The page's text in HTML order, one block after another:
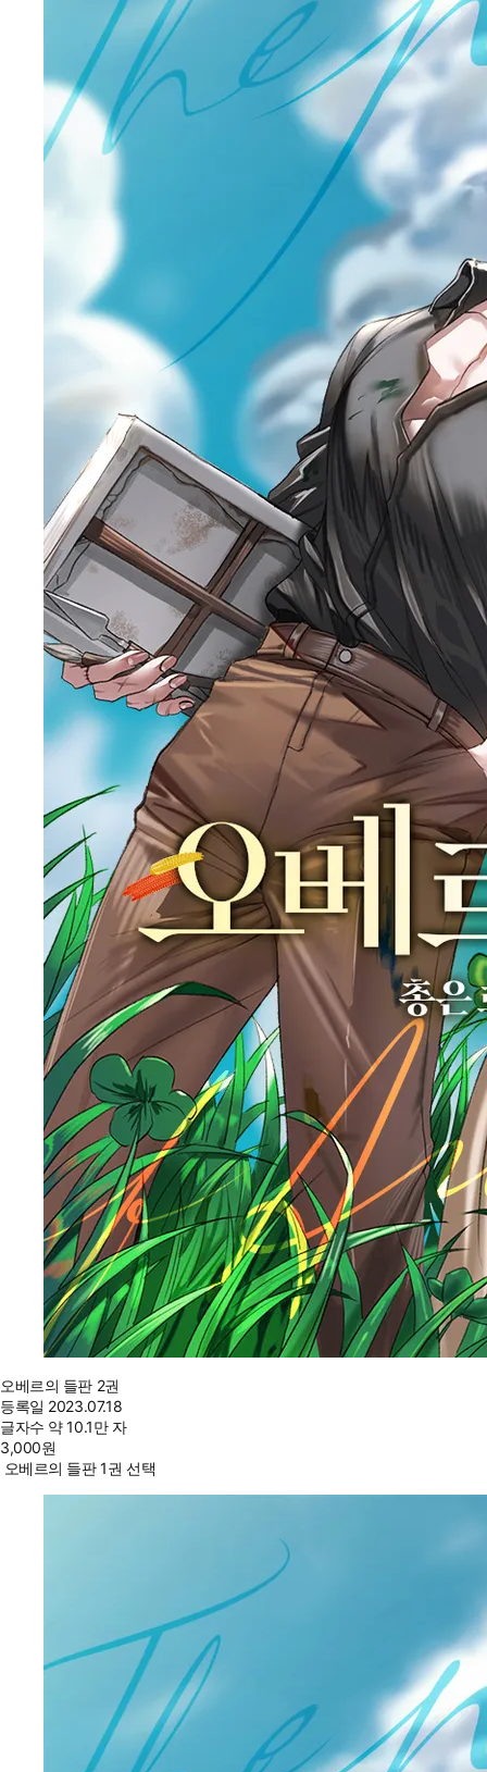
오베르의 들판 2권
등록일 2023.07.18
글자수 약 10.1만 자
3,000원
오베르의 들판 1권 선택